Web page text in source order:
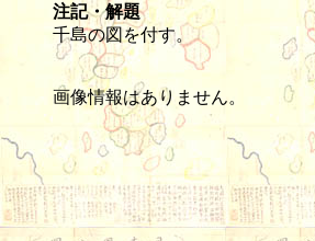
注記・解題
千島の図を付す。
画像情報はありません。